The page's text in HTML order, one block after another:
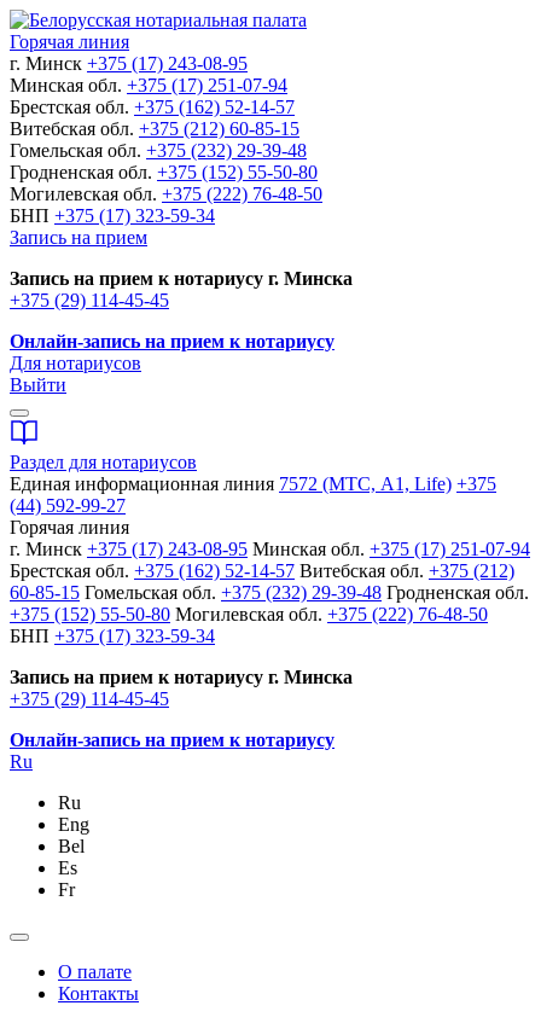
Горячая линия
г. Минск +375 (17) 243-08-95
Минская обл. +375 (17) 251-07-94
Брестская обл. +375 (162) 52-14-57
Витебская обл. +375 (212) 60-85-15
Гомельская обл. +375 (232) 29-39-48
Гродненская обл. +375 (152) 55-50-80
Могилевская обл. +375 (222) 76-48-50
БНП +375 (17) 323-59-34
Запись на прием
Запись на прием к нотариусу г. Минска
+375 (29) 114-45-45
Онлайн-запись на прием к нотариусу
Для нотариусов
Выйти
Раздел для нотариусов
Единая информационная линия 7572 (МТС, A1, Life) +375
(44) 592-99-27
Горячая линия
г. Минск +375 (17) 243-08-95 Минская обл. +375 (17) 251-07-94
Брестская обл. +375 (162) 52-14-57 Витебская обл. +375 (212)
60-85-15 Гомельская обл. +375 (232) 29-39-48 Гродненская обл.
+375 (152) 55-50-80 Могилевская обл. +375 (222) 76-48-50
БНП +375 (17) 323-59-34
Запись на прием к нотариусу г. Минска
+375 (29) 114-45-45
Онлайн-запись на прием к нотариусу
Ru
Ru
Eng
Bel
Es
Fr
О палате
Контакты